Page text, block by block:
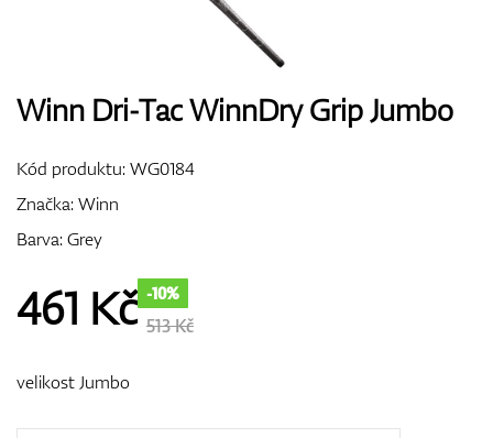
Bagy
Winn Dri-Tac WinnDry Grip Jumbo
Kód produktu:WG0184
Značka:Winn
Barva: Grey
461 Kč -10%
513 Kč
velikost Jumbo